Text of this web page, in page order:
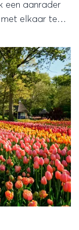
een aanrader
elkaar te